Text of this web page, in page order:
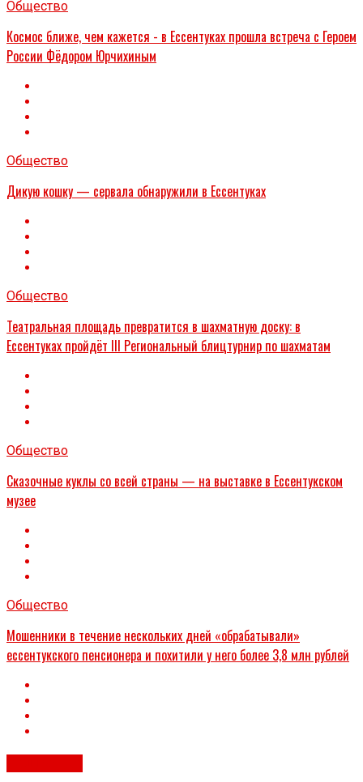
Общество
Космос ближе, чем кажется - в Ессентуках прошла встреча с Героем
России Фёдором Юрчихиным
Общество
Дикую кошку — сервала обнаружили в Ессентуках
Общество
Театральная площадь превратится в шахматную доску: в
Ессентуках пройдёт III Региональный блицтурнир по шахматам
Общество
Сказочные куклы со всей страны — на выставке в Ессентукском
музее
Общество
Мошенники в течение нескольких дней «обрабатывали»
ессентукского пенсионера и похитили у него более 3,8 млн рублей